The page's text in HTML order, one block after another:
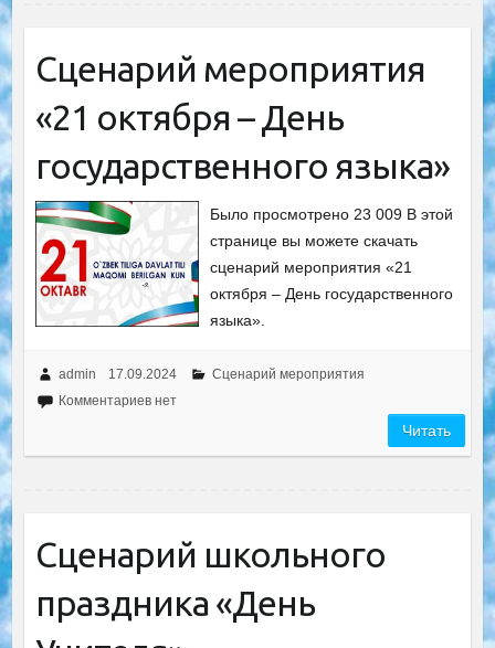
Сценарий мероприятия
«21 октября – День
государственного языка»
Было просмотрено 23 009 В этой
странице вы можете скачать
сценарий мероприятия «21
октября – День государственного
языка».
admin 17.09.2024
Сценарий мероприятия
Комментариев нет
Читать
Сценарий школьного
праздника «День